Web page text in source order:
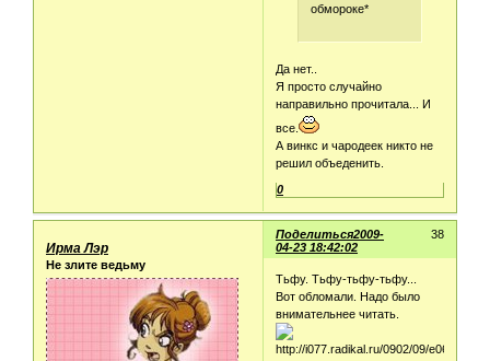
обмороке*
Да нет..
Я просто случайно
направильно прочитала... И
все.
А винкс и чародеек никто не
решил объеденить.
0
Поделиться 38
2009-
04-23 18:42:02
Ирма Лэр
Не злите ведьму
Тьфу. Тьфу-тьфу-тьфу...
Вот обломали. Надо было
внимательнее читать.